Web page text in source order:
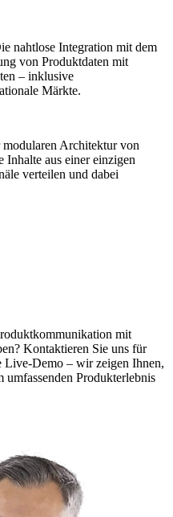
nahtlose Integration mit dem
von Produktdaten mit
– inklusive
Märkte.
Architektur von
Inhalte aus einer einzigen
verteilen und dabei
mit
Kontaktieren Sie uns für
Live-Demo – wir zeigen Ihnen,
Produkterlebnis